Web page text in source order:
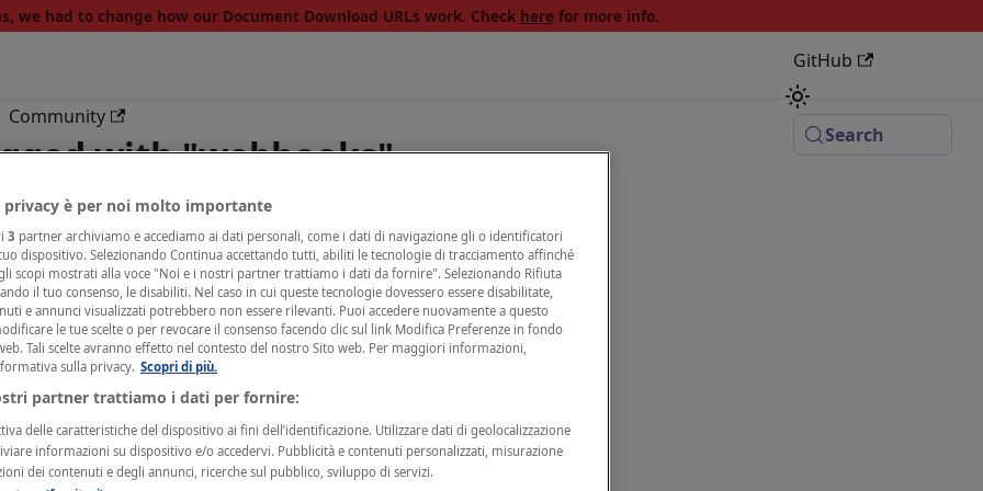
we had to change how our Document Download URLs work. Check herefor more info.
Community
GitHub
Search
with "webhooks"
our Webhooks this way
privacy è per noi molto importante
3 partner archiviamo e accediamo ai dati personali, come i dati di navigazione gli o identificatori
dispositivo. Selezionando Continua accettando tutti, abiliti le tecnologie di tracciamento affinché
scopi mostrati alla voce "Noi e i nostri partner trattiamo i dati da fornire". Selezionando Rifiuta
il tuo consenso, le disabiliti. Nel caso in cui queste tecnologie dovessero essere disabilitate,
e annunci visualizzati potrebbero non essere rilevanti. Puoi accedere nuovamente a questo
le tue scelte o per revocare il consenso facendo clic sul link Modifica Preferenze in fondo
Tali scelte avranno effetto nel contesto del nostro Sito web. Per maggiori informazioni,
sulla privacy. Scopri di più.
partner trattiamo i dati per fornire:
delle caratteristiche del dispositivo ai fini dell’identificazione. Utilizzare dati di geolocalizzazione
informazioni su dispositivo e/o accedervi. Pubblicità e contenuti personalizzati, misurazione
dei contenuti e degli annunci, ricerche sul pubblico, sviluppo di servizi.